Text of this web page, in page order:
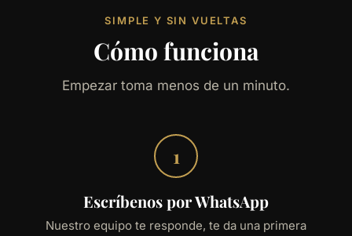
SIMPLE Y SIN VUELTAS
Cómo funciona
Empezar toma menos de un minuto.
1
Escríbenos por WhatsApp
Nuestro equipo te responde, te da una primera